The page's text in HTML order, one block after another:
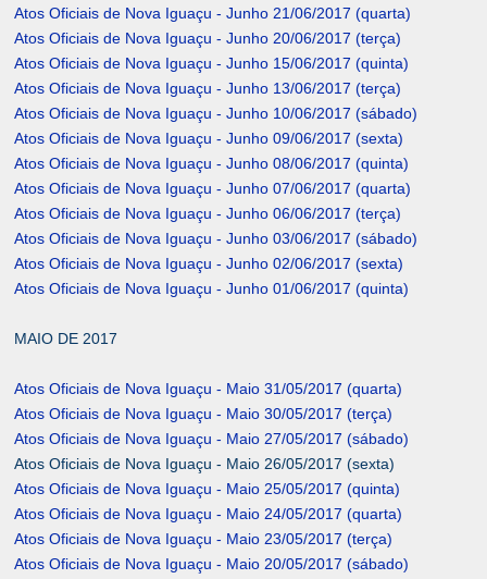
Atos Oficiais de Nova Iguaçu - Junho 21/06/2017 (quarta)
Atos Oficiais de Nova Iguaçu - Junho 20/06/2017 (terça)
Atos Oficiais de Nova Iguaçu - Junho 15/06/2017 (quinta)
Atos Oficiais de Nova Iguaçu - Junho 13/06/2017 (terça)
Atos Oficiais de Nova Iguaçu - Junho 10/06/2017 (sábado)
Atos Oficiais de Nova Iguaçu - Junho 09/06/2017 (sexta)
Atos Oficiais de Nova Iguaçu - Junho 08/06/2017 (quinta)
Atos Oficiais de Nova Iguaçu - Junho 07/06/2017 (quarta)
Atos Oficiais de Nova Iguaçu - Junho 06/06/2017 (terça)
Atos Oficiais de Nova Iguaçu - Junho 03/06/2017 (sábado)
Atos Oficiais de Nova Iguaçu - Junho 02/06/2017 (sexta)
Atos Oficiais de Nova Iguaçu - Junho 01/06/2017 (quinta)
MAIO DE 2017
Atos Oficiais de Nova Iguaçu - Maio 31/05/2017 (quarta)
Atos Oficiais de Nova Iguaçu - Maio 30/05/2017 (terça)
Atos Oficiais de Nova Iguaçu - Maio 27/05/2017 (sábado)
Atos Oficiais de Nova Iguaçu - Maio 26/05/2017 (sexta)
Atos Oficiais de Nova Iguaçu - Maio 25/05/2017 (quinta)
Atos Oficiais de Nova Iguaçu - Maio 24/05/2017 (quarta)
Atos Oficiais de Nova Iguaçu - Maio 23/05/2017 (terça)
Atos Oficiais de Nova Iguaçu - Maio 20/05/2017 (sábado)